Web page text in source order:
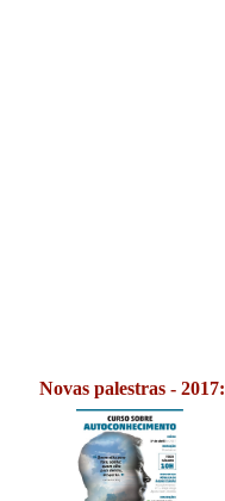
Novas palestras - 2017: